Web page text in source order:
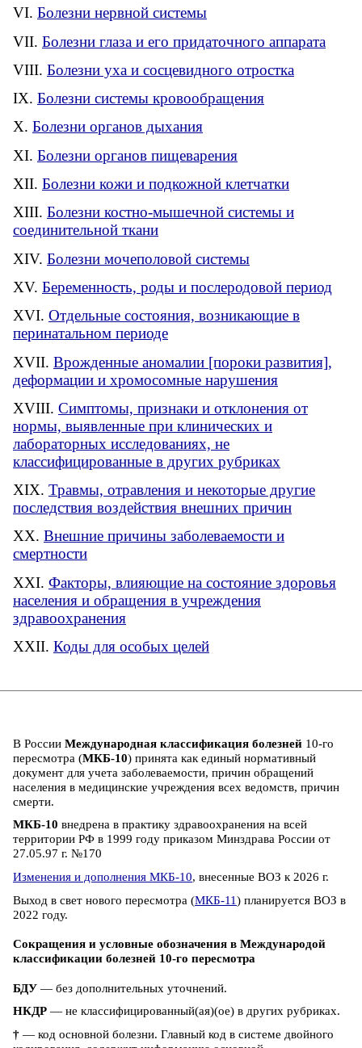
Болезни нервной системы
Болезни глаза и его придаточного аппарата
Болезни уха и сосцевидного отростка
Болезни системы кровообращения
Болезни органов дыхания
Болезни органов пищеварения
Болезни кожи и подкожной клетчатки
Болезни костно-мышечной системы и
соединительной ткани
Болезни мочеполовой системы
Беременность, роды и послеродовой период
Отдельные состояния, возникающие в
перинатальном периоде
Врожденные аномалии [пороки развития],
деформации и хромосомные нарушения
Симптомы, признаки и отклонения от
нормы, выявленные при клинических и
лабораторных исследованиях, не
классифицированные в других рубриках
Травмы, отравления и некоторые другие
последствия воздействия внешних причин
Внешние причины заболеваемости и
смертности
Факторы, влияющие на состояние здоровья
населения и обращения в учреждения
здравоохранения
Коды для особых целей
В России Международная классификация болезней 10-го
пересмотра (МКБ-10) принята как единый нормативный
документ для учета заболеваемости, причин обращений
населения в медицинские учреждения всех ведомств, причин
смерти.
МКБ-10 внедрена в практику здравоохранения на всей
территории РФ в 1999 году приказом Минздрава России от
27.05.97 г. №170
Изменения и дополнения МКБ-10, внесенные ВОЗ к 2026 г.
Выход в свет нового пересмотра (МКБ-11) планируется ВОЗ в
2022 году.
Сокращения и условные обозначения в Международой
классификации болезней 10-го пересмотра
БДУ — без дополнительных уточнений.
НКДР — не классифицированный(ая)(ое) в других рубриках.
† — код основной болезни. Главный код в системе двойного